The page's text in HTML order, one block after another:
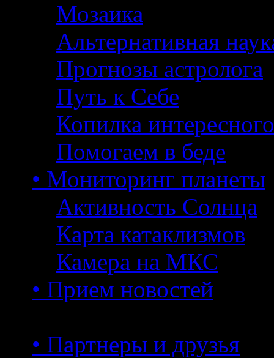
Мозаика
Альтернативная
Прогнозы астролога
Путь к Себе
Копилка интересного
Помогаем в беде
• Мониторинг планеты
Активность Солнца
Карта катаклизмов
Камера на МКС
• Прием новостей
• Партнеры и друзья